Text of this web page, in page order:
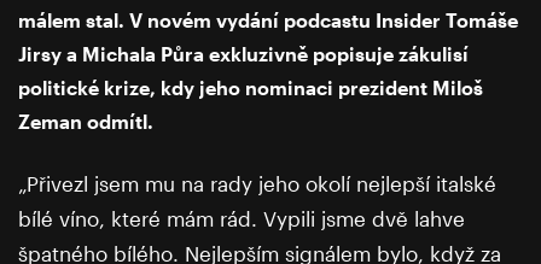
málem stal. V novém vydání podcastu Insider Tomáše
Jirsy a Michala Půra exkluzivně popisuje zákulisí
politické krize, kdy jeho nominaci prezident Miloš
Zeman odmítl.
„Přivezl jsem mu na rady jeho okolí nejlepší italské
bílé víno, které mám rád. Vypili jsme dvě lahve
špatného bílého. Nejlepším signálem bylo, když za